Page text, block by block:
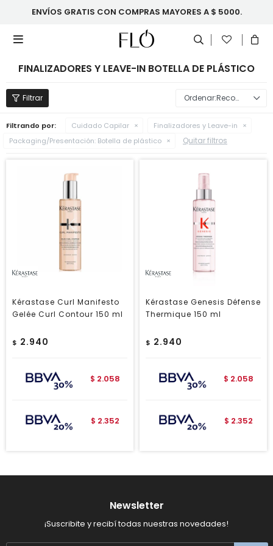
ENVÍOS GRATIS CON COMPRAS MAYORES A $ 5000.

FINALIZADORES Y LEAVE-IN BOTELLA DE PLÁSTICO
Recomendados
Filtrando por: Cuidado Capilar
Finalizadores y Leave-in
Packaging/Presentación: Botella de plástico Quitar filtros
Kérastase Curl Manifesto
Gelée Curl Contour 150 ml
$ 2.940
$ 2.058
$ 2.352
Kérastase Genesis Défense
Thermique 150 ml
$ 2.940
$ 2.058
$ 2.352
Newsletter
¡Suscribite y recibí todas nuestras novedades!